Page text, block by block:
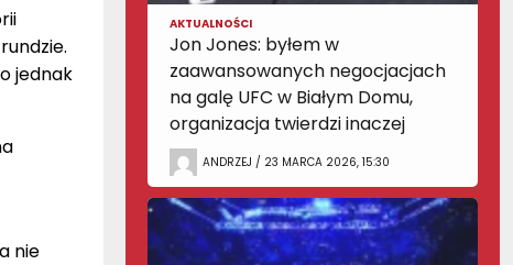
jednak
nie
AKTUALNOŚCI
Jon Jones: byłem w
zaawansowanych negocjacjach
na galę UFC w Białym Domu,
organizacja twierdzi inaczej
ANDRZEJ / 23 MARCA 2026, 15:30